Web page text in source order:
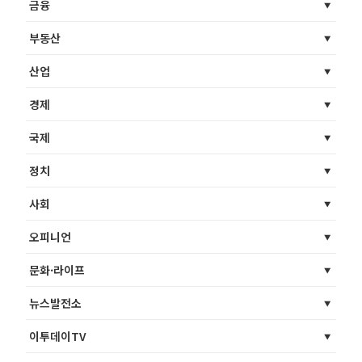
금융
부동산
산업
경제
국제
정치
사회
오피니언
문화·라이프
뉴스발전소
이투데이TV